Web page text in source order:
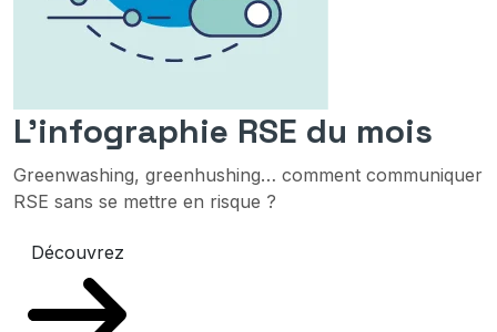
L'infographie RSE du mois
Greenwashing, greenhushing… comment communiquer
RSE sans se mettre en risque ?
Découvrez